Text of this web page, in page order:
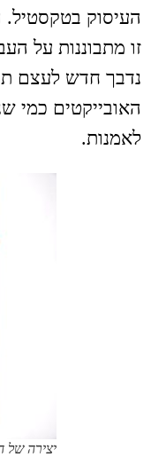
העיסוק בטקסטיל.
זו מתבוננות על
נדבך חדש לעצם
האובייקטים כמי
לאמנות.
יצירה של